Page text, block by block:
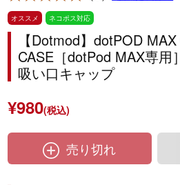
オススメ ネコポス対応
【Dotmod】dotPOD
CASE［dotPod MAX専
吸い口キャップ
¥980(税込)
売り切れ